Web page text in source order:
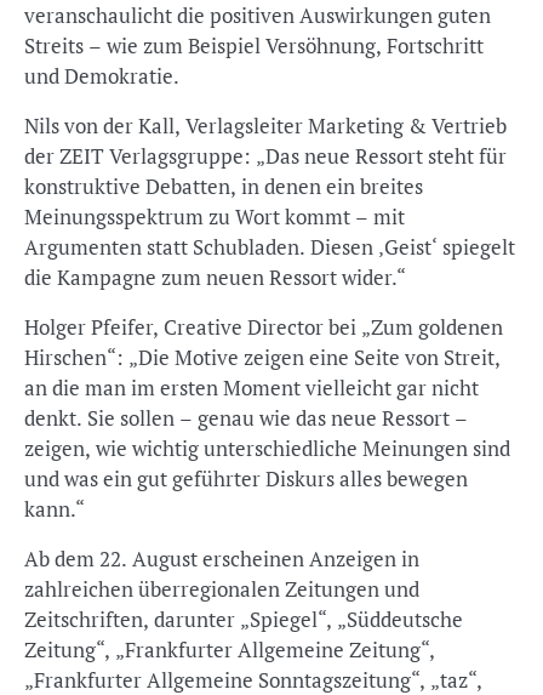
veranschaulicht die positiven Auswirkungen guten
Streits – wie zum Beispiel Versöhnung, Fortschritt
und Demokratie.
Nils von der Kall, Verlagsleiter Marketing & Vertrieb
der ZEIT Verlagsgruppe: „Das neue Ressort steht für
konstruktive Debatten, in denen ein breites
Meinungsspektrum zu Wort kommt – mit
Argumenten statt Schubladen. Diesen ‚Geist‘ spiegelt
die Kampagne zum neuen Ressort wider.“
Holger Pfeifer, Creative Director bei „Zum goldenen
Hirschen“: „Die Motive zeigen eine Seite von Streit,
an die man im ersten Moment vielleicht gar nicht
denkt. Sie sollen – genau wie das neue Ressort –
zeigen, wie wichtig unterschiedliche Meinungen sind
und was ein gut geführter Diskurs alles bewegen
kann.“
Ab dem 22. August erscheinen Anzeigen in
zahlreichen überregionalen Zeitungen und
Zeitschriften, darunter „Spiegel“, „Süddeutsche
Zeitung“, „Frankfurter Allgemeine Zeitung“,
„Frankfurter Allgemeine Sonntagszeitung“, „taz“,